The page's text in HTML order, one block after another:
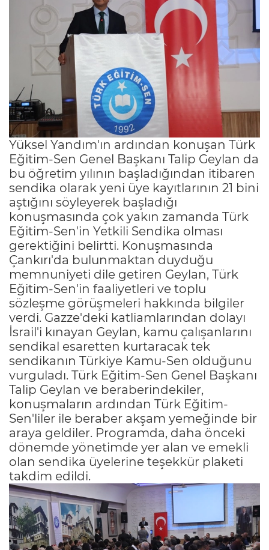
Yüksel Yandım'ın ardından konuşan Türk
Eğitim-Sen Genel Başkanı Talip Geylan da
bu öğretim yılının başladığından itibaren
sendika olarak yeni üye kayıtlarının 21 bini
aştığını söyleyerek başladığı
konuşmasında çok yakın zamanda Türk
Eğitim-Sen'in Yetkili Sendika olması
gerektiğini belirtti. Konuşmasında
Çankırı'da bulunmaktan duyduğu
memnuniyeti dile getiren Geylan, Türk
Eğitim-Sen'in faaliyetleri ve toplu
sözleşme görüşmeleri hakkında bilgiler
verdi. Gazze'deki katliamlarından dolayı
İsrail'i kınayan Geylan, kamu çalışanlarını
sendikal esaretten kurtaracak tek
sendikanın Türkiye Kamu-Sen olduğunu
vurguladı. Türk Eğitim-Sen Genel Başkanı
Talip Geylan ve beraberindekiler,
konuşmaların ardından Türk Eğitim-
Sen'liler ile beraber akşam yemeğinde bir
araya geldiler. Programda, daha önceki
dönemde yönetimde yer alan ve emekli
olan sendika üyelerine teşekkür plaketi
takdim edildi.